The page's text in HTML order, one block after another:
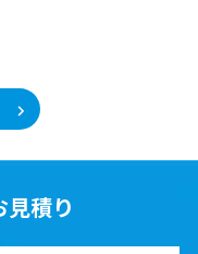
積り